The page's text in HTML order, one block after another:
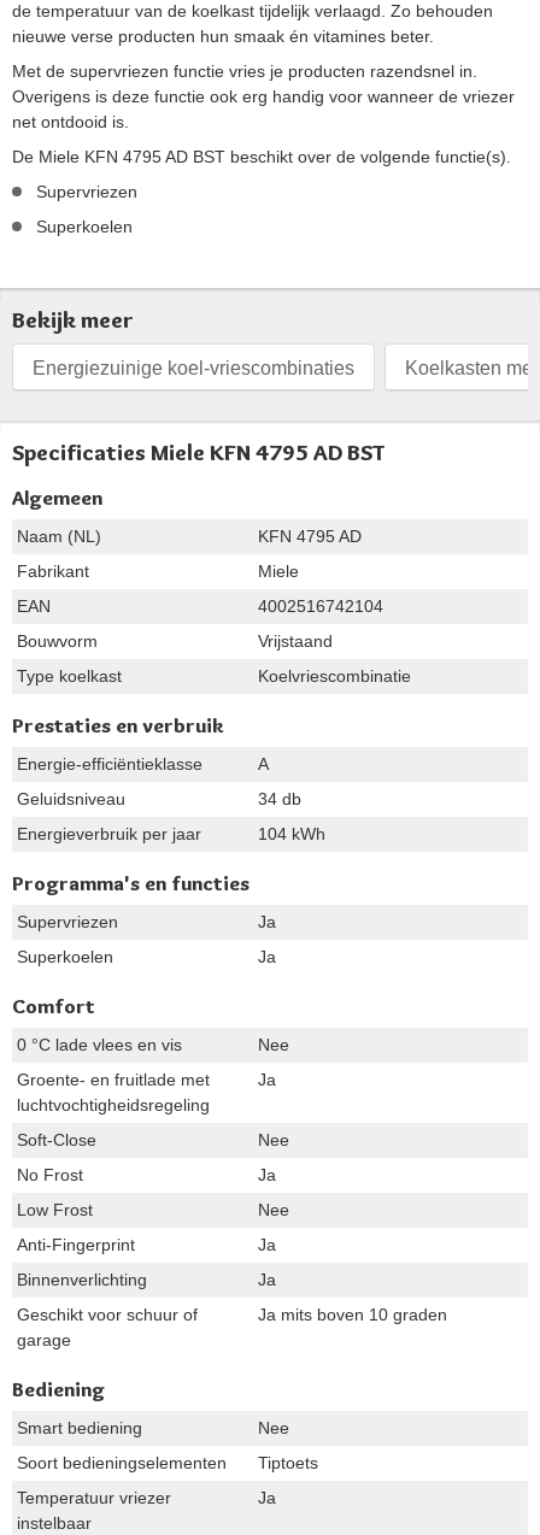
de temperatuur van de koelkast tijdelijk verlaagd. Zo behouden
nieuwe verse producten hun smaak én vitamines beter.
Met de supervriezen functie vries je producten razendsnel in.
Overigens is deze functie ook erg handig voor wanneer de vriezer
net ontdooid is.
De Miele KFN 4795 AD BST beschikt over de volgende functie(s).
Supervriezen
Superkoelen
Bekijk meer
Energiezuinige koel-vriescombinaties Koelkasten
Specificaties Miele KFN 4795 AD BST
Algemeen
Naam (NL)
KFN 4795 AD
Fabrikant
Miele
EAN
4002516742104
Bouwvorm
Vrijstaand
Type koelkast
Koelvriescombinatie
Prestaties en verbruik
Energie-efficiëntieklasse
A
Geluidsniveau
34 db
Energieverbruik per jaar
104 kWh
Programma's en functies
Supervriezen
Ja
Superkoelen
Ja
Comfort
0 °C lade vlees en vis
Nee
Groente- en fruitlade met
luchtvochtigheidsregeling
Ja
Soft-Close
Nee
No Frost
Ja
Low Frost
Nee
Anti-Fingerprint
Ja
Binnenverlichting
Ja
Geschikt voor schuur of
garage
Ja mits boven 10 graden
Bediening
Smart bediening
Nee
Soort bedieningselementen
Tiptoets
Temperatuur vriezer
instelbaar
Ja